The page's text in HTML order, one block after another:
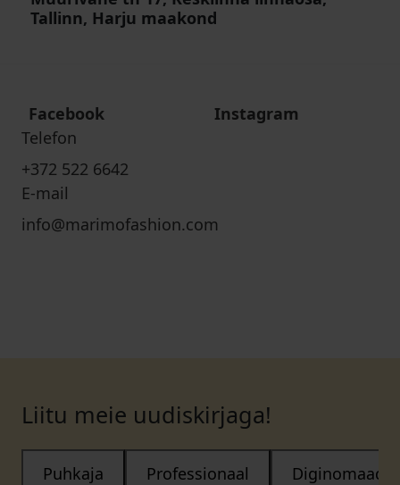
Tallinn, Harju maakond
Facebook
Instagram
Telefon
+372 522 6642
E-mail
info@marimofashion.com
Liitu meie uudiskirjaga!
Puhkaja Professionaal Diginomaad